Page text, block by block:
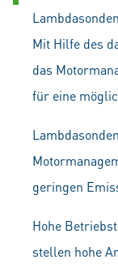
Mit Hilfe des
das
für eine
geringen
Hohe
stellen hohe